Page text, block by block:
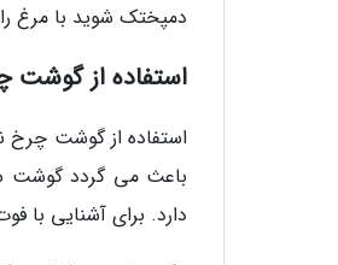
دمپختک شوید با مرغ را
استفاده از گوشت
استفاده از گوشت
باعث می گردد گوشت
دارد. برای آشنایی با